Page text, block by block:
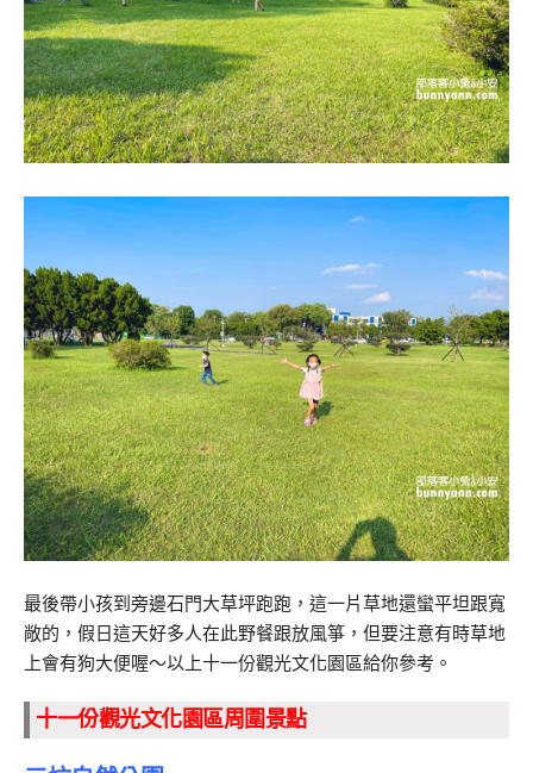
最後帶小孩到旁邊石門大草坪跑跑，這一片草地還蠻平坦跟寬
敞的，假日這天好多人在此野餐跟放風箏，但要注意有時草地
上會有狗大便喔～以上十一份觀光文化園區給你參考。
十一份觀光文化園區周圍景點